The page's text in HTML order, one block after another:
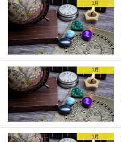
1月
1月
1月